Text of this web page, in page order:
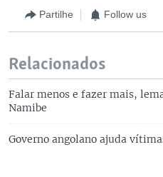
Partilhe Follow us
Relacionados
Falar menos e fazer mais,
Namibe
Governo angolano ajuda